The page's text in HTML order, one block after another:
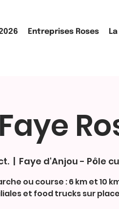
Entreprises Roses
  |
Faye d'Anjou - Pôle
ou course : 6 km et 10
et food trucks sur